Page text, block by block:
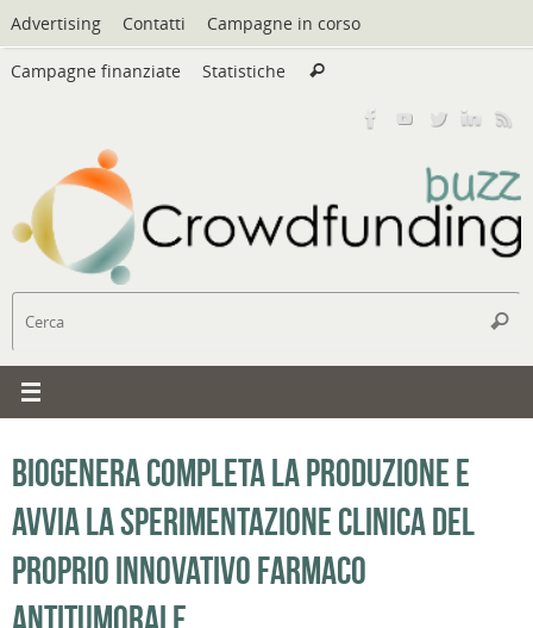
Vai
al
contenuto
Advertising Contatti Campagne in corso
Campagne finanziate Statistiche Cerca
Cerca
Biogenera completa la produzione e
avvia la sperimentazione clinica del
proprio innovativo farmaco
antitumorale